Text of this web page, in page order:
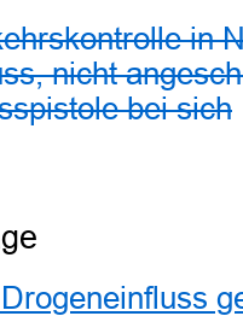
in
nicht
bei sich